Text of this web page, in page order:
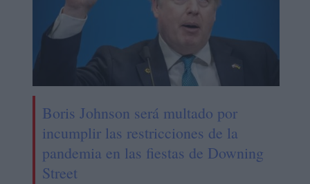
Boris Johnson será multado por
incumplir las restricciones de la
pandemia en las fiestas de Downing
Street